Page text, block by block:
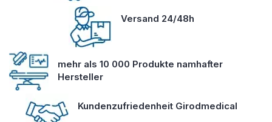
Versand 24/48h
mehr als 10 000 Produkte namhafter
Hersteller
Kundenzufriedenheit Girodmedical